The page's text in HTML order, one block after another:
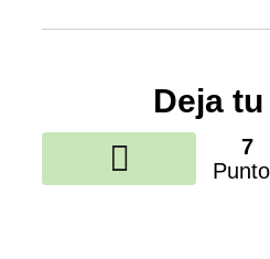
Deja
7